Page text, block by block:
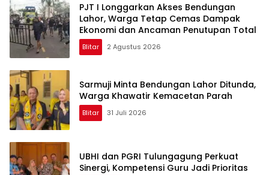
PJT I Longgarkan Akses Bendungan
Lahor, Warga Tetap Cemas Dampak
Ekonomi dan Ancaman Penutupan Total
Blitar 2 Agustus 2026
Sarmuji Minta Bendungan Lahor Ditunda,
Warga Khawatir Kemacetan Parah
Blitar 31 Juli 2026
UBHI dan PGRI Tulungagung Perkuat
Sinergi, Kompetensi Guru Jadi Prioritas